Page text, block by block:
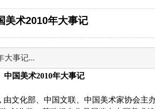
美术2010年大事记
大事记...
中国美术2010年大事记
, 由文化部、中国文联、中国美术家协会主